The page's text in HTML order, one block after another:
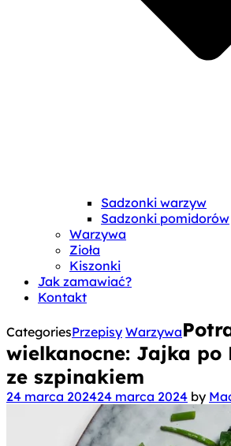
Sadzonki warzyw
Sadzonki pomidorów
Warzywa
Zioła
Kiszonki
Jak zamawiać?
Kontakt
CategoriesPrzepisy Warzywa
wielkanocne: Jajka po
ze szpinakiem
24 marca 202424 marca 2024 by